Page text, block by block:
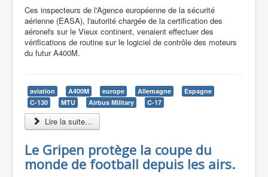
Ces inspecteurs de l'Agence européenne de la sécurité
aérienne (EASA), l'autorité chargée de la certification des
aéronefs sur le Vieux continent, venaient effectuer des
vérifications de routine sur le logiciel de contrôle des moteurs
du futur A400M.
aviation A400M europe Allemagne
Espagne
C-130
MTU Airbus Military C-17
Lire la suite...
Le Gripen protège la coupe du
monde de football depuis les airs.